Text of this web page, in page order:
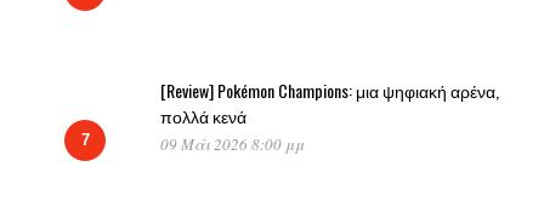
7
[Review] Pokémon Champions: μια ψηφιακή αρένα,
πολλά κενά
09 Μάι 2026 8:00 μμ